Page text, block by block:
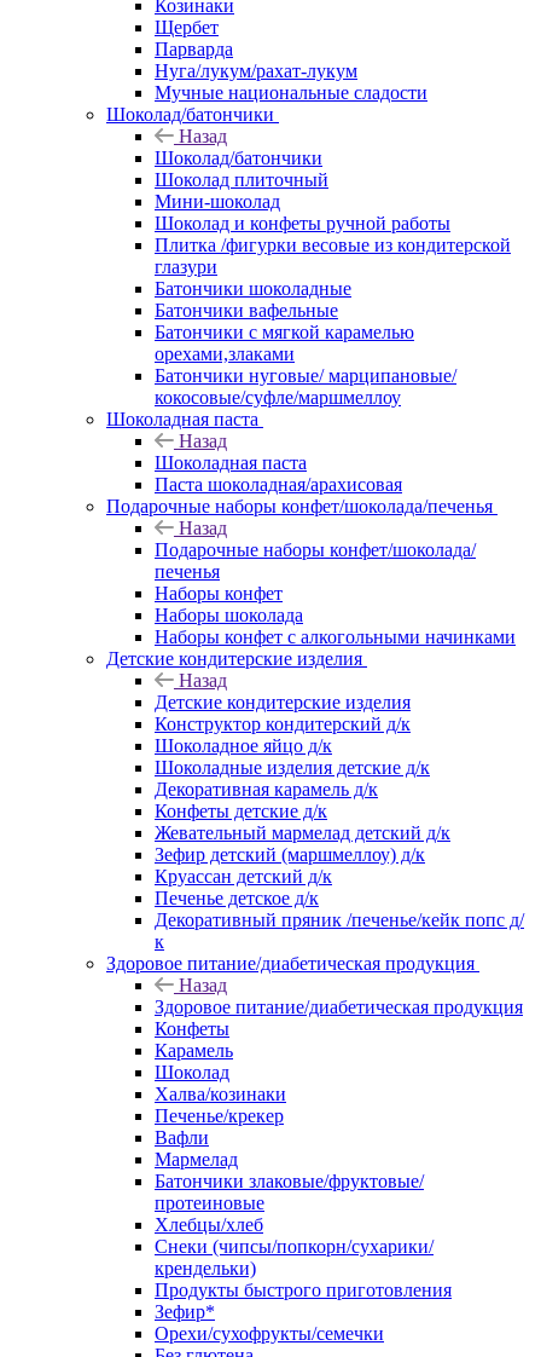
Козинаки
Щербет
Парварда
Нуга/лукум/рахат-лукум
Мучные национальные сладости
Шоколад/батончики
Назад
Шоколад/батончики
Шоколад плиточный
Мини-шоколад
Шоколад и конфеты ручной работы
Плитка /фигурки весовые из кондитерской
глазури
Батончики шоколадные
Батончики вафельные
Батончики с мягкой карамелью
орехами,злаками
Батончики нуговые/ марципановые/
кокосовые/суфле/маршмеллоу
Шоколадная паста
Назад
Шоколадная паста
Паста шоколадная/арахисовая
Подарочные наборы конфет/шоколада/печенья
Назад
Подарочные наборы конфет/шоколада/
печенья
Наборы конфет
Наборы шоколада
Наборы конфет с алкогольными начинками
Детские кондитерские изделия
Назад
Детские кондитерские изделия
Конструктор кондитерский д/к
Шоколадное яйцо д/к
Шоколадные изделия детские д/к
Декоративная карамель д/к
Конфеты детские д/к
Жевательный мармелад детский д/к
Зефир детский (маршмеллоу) д/к
Круассан детский д/к
Печенье детское д/к
Декоративный пряник /печенье/кейк попс д/
к
Здоровое питание/диабетическая продукция
Назад
Здоровое питание/диабетическая продукция
Конфеты
Карамель
Шоколад
Халва/козинаки
Печенье/крекер
Вафли
Мармелад
Батончики злаковые/фруктовые/
протеиновые
Хлебцы/хлеб
Снеки (чипсы/попкорн/сухарики/
крендельки)
Продукты быстрого приготовления
Зефир*
Орехи/сухофрукты/семечки